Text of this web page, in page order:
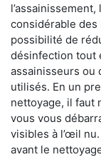
considérable
possibilité de
désinfection tout
assainisseurs ou
utilisés. En un
nettoyage, il faut
vous vous
visibles à l’œil
avant le